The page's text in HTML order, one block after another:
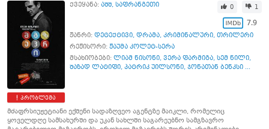
პრობლემა
ქვეყანა: აშშ, საფრანგეთი 0 1
7.9
ჟანრი: დეტექტივი, დრამა, კრიმინალური, თრილერი
რეჟისორი: ჟაუმა კოლეტ-სერა
მსახიობები: ლიამ ნისონი, ვერა ფარმიგა, სემ ნილი,
შაზად ლატიფი, პატრიკ უილსონი, ჯონათან ბენკსი ...
მძაფრსიუჟეტიანი ექშენი სადაზღვეო აგენტზე მაიკლი, რომელიც
ყოველდღე სამსახურში და უკან სახლში საგარეუბნო სამგზავრო